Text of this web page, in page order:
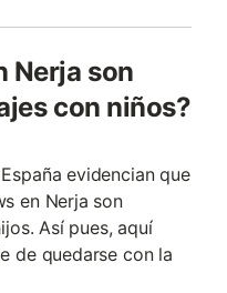
Nerja son
con niños?
evidencian que
en Nerja son
Así pues, aquí
de quedarse con la